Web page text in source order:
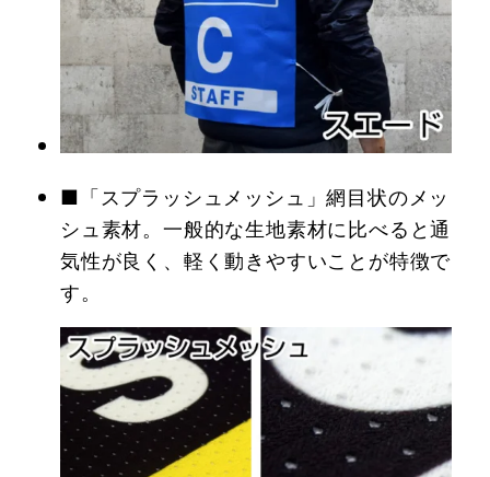
■「スプラッシュメッシュ」網目状のメッ
シュ素材。一般的な生地素材に比べると通
気性が良く、軽く動きやすいことが特徴で
す。